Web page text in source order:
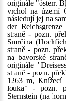
originále "österr.
vrchol na území
následují jej na
der
straně - pozn.
Smrčina
straně - pozn.
na bavorské
originále
straně - pozn.
1263 m, Knížecí
louka" - pozn.
Sternstein (na